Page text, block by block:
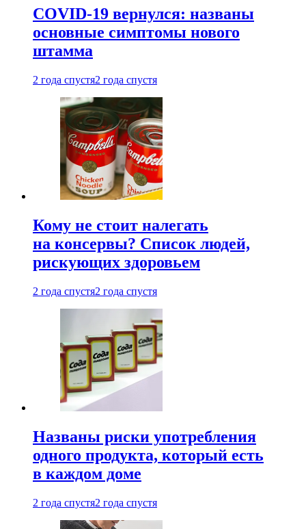
COVID-19 вернулся: названы
основные симптомы нового
штамма
2 года спустя2 года спустя
Кому не стоит налегать
на консервы? Список людей,
рискующих здоровьем
2 года спустя2 года спустя
Названы риски употребления
одного продукта, который есть
в каждом доме
2 года спустя2 года спустя